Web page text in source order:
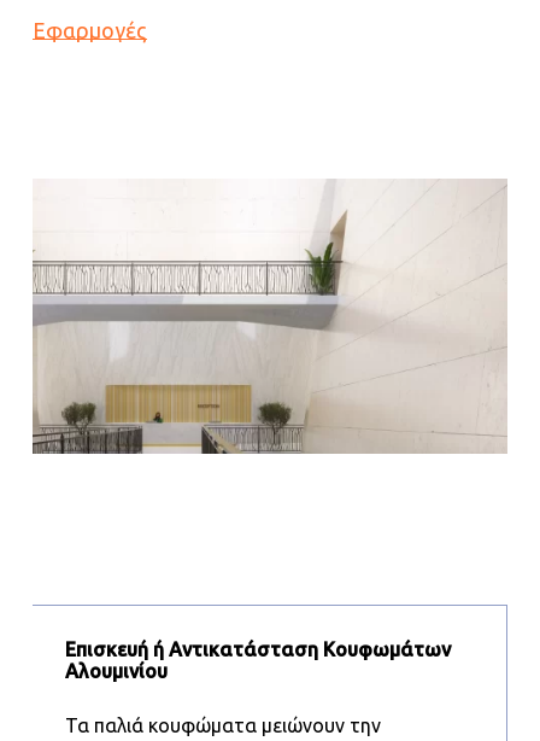
Εφαρμογές
Επισκευή ή Αντικατάσταση Κουφωμάτων
Αλουμινίου
Τα παλιά κουφώματα μειώνουν την